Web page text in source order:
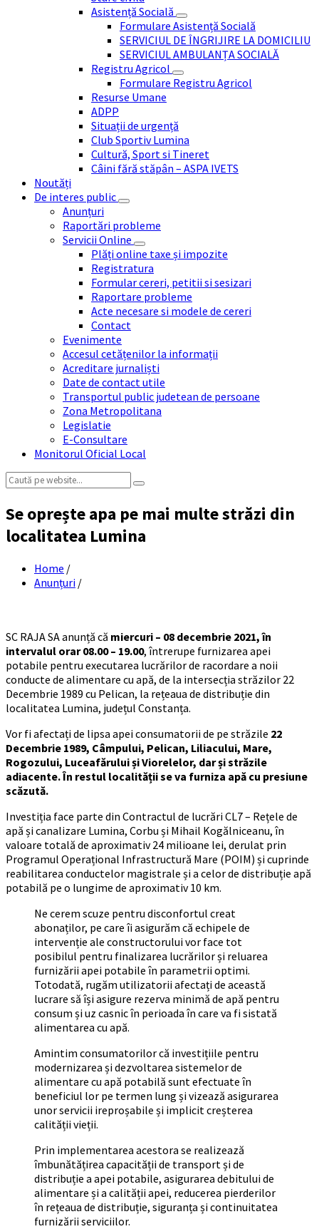
Asistență Socială
Formulare Asistență Socială
SERVICIUL DE ÎNGRIJIRE LA DOMICILIU
SERVICIUL AMBULANȚA SOCIALĂ
Registru Agricol
Formulare Registru Agricol
Resurse Umane
ADPP
Situații de urgență
Club Sportiv Lumina
Cultură, Sport si Tineret
Câini fără stăpân – ASPA IVETS
Noutăți
De interes public
Anunțuri
Raportări probleme
Servicii Online
Plăți online taxe și impozite
Registratura
Formular cereri, petitii si sesizari
Raportare probleme
Acte necesare si modele de cereri
Contact
Evenimente
Accesul cetățenilor la informații
Acreditare jurnaliști
Date de contact utile
Transportul public judetean de persoane
Zona Metropolitana
Legislatie
E-Consultare
Monitorul Oficial Local
Search:
Se oprește apa pe mai multe străzi din
localitatea Lumina
Home /
Anunțuri /
SC RAJA SA anunță că miercuri – 08 decembrie 2021, în
intervalul orar 08.00 – 19.00, întrerupe furnizarea apei
potabile pentru executarea lucrărilor de racordare a noii
conducte de alimentare cu apă, de la intersecția străzilor 22
Decembrie 1989 cu Pelican, la rețeaua de distribuție din
localitatea Lumina, județul Constanța.
Vor fi afectați de lipsa apei consumatorii de pe străzile 22
Decembrie 1989, Câmpului, Pelican, Liliacului, Mare,
Rogozului, Luceafărului și Viorelelor, dar și străzile
adiacente.În restul localității se va furniza apă cu presiune
scăzută.
Investiția face parte din Contractul de lucrări CL7 – Rețele de
apă și canalizare Lumina, Corbu și Mihail Kogălniceanu, în
valoare totală de aproximativ 24 milioane lei, derulat prin
Programul Operațional Infrastructură Mare (POIM) și cuprinde
reabilitarea conductelor magistrale și a celor de distribuție apă
potabilă pe o lungime de aproximativ 10 km.
Ne cerem scuze pentru disconfortul creat
abonaților, pe care îi asigurăm că echipele de
intervenție ale constructorului vor face tot
posibilul pentru finalizarea lucrărilor și reluarea
furnizării apei potabile în parametrii optimi.
Totodată, rugăm utilizatorii afectați de această
lucrare să își asigure rezerva minimă de apă pentru
consum și uz casnic în perioada în care va fi sistată
alimentarea cu apă.
Amintim consumatorilor că investițiile pentru
modernizarea și dezvoltarea sistemelor de
alimentare cu apă potabilă sunt efectuate în
beneficiul lor pe termen lung și vizează asigurarea
unor servicii ireproșabile și implicit creșterea
calității vieții.
Prin implementarea acestora se realizează
îmbunătățirea capacității de transport și de
distribuție a apei potabile, asigurarea debitului de
alimentare și a calității apei, reducerea pierderilor
în rețeaua de distribuție, siguranța și continuitatea
furnizării serviciilor.